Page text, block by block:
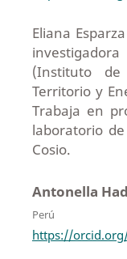
Eliana
(Instituto
Territorio y
Trabaja en
laboratorio
Cosio.
Antonella
Perú
https://orcid.org/